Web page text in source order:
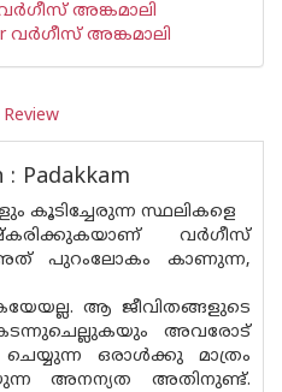
വര്‍ഗീസ് അങ്കമാലി
വര്‍ഗീസ് അങ്കമാലി
: Padakkam
കൂടിച്ചേരുന്ന സ്ഥലികളെ
വര്‍ഗീസ്
അത് പുറംലോകം കാണുന്ന,
ആ ജീവിതങ്ങളുടെ
അവരോട്
ഒരാള്‍ക്കു മാത്രം
അനന്യത അതിനുണ്ട്.